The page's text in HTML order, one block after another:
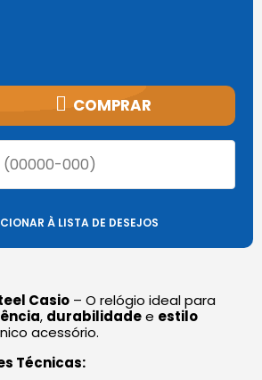
COMPRAR
À LISTA DE DESEJOS
Casio – O relógio ideal para
, durabilidadee estilo
acessório.
Técnicas: